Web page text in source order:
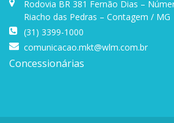
Rodovia BR 381 Fernão Dias –
Riacho das Pedras – Contagem / MG
(31) 3399-1000
comunicacao.mkt@wlm.com.br
Concessionárias